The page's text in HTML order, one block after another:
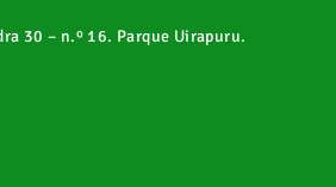
30 – n.º 16. Parque Uirapuru.